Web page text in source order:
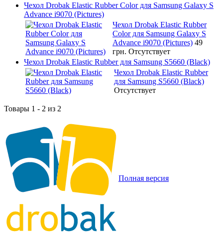
Чехол Drobak Elastic Rubber Color для Samsung Galaxy S
Advance i9070 (Pictures)
Чехол Drobak Elastic Rubber
Color для Samsung Galaxy S
Advance i9070 (Pictures) 49
грн. Отсутствует
Чехол Drobak Elastic Rubber для Samsung S5660 (Black)
Чехол Drobak Elastic Rubber
для Samsung S5660 (Black)
Отсутствует
Товары 1 - 2 из 2
Полная версия